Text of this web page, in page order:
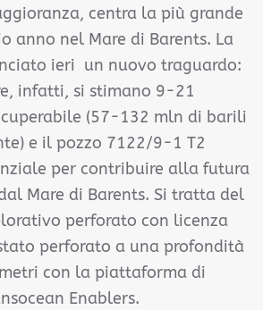
centra la più grande
anno nel Mare di Barents. La
ieri un nuovo traguardo:
infatti, si stimano 9-21
(57-132 mln di barili
e il pozzo 7122/9-1 T2
per contribuire alla futura
Mare di Barents. Si tratta del
perforato con licenza
perforato a una profondità
con la piattaforma di
Enablers.